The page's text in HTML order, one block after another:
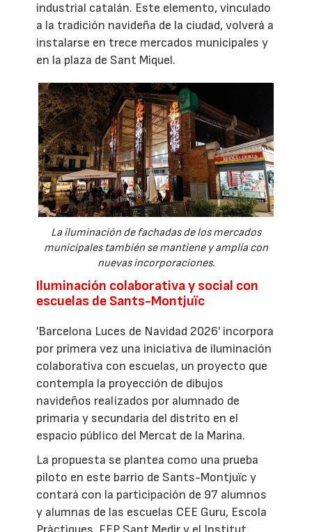
industrial catalán. Este elemento, vinculado
a la tradición navideña de la ciudad, volverá a
instalarse en trece mercados municipales y
en la plaza de Sant Miquel.
La iluminación de fachadas de los mercados
municipales también se mantiene y amplía con
nuevas incorporaciones.
Iluminación colaborativa y social con
escuelas de Sants-Montjuïc
'Barcelona Luces de Navidad 2026' incorpora
por primera vez una iniciativa de iluminación
colaborativa con escuelas, un proyecto que
contempla la proyección de dibujos
navideños realizados por alumnado de
primaria y secundaria del distrito en el
espacio público del Mercat de la Marina.
La propuesta se plantea como una prueba
piloto en este barrio de Sants-Montjuïc y
contará con la participación de 97 alumnos
y alumnas de las escuelas CEE Guru, Escola